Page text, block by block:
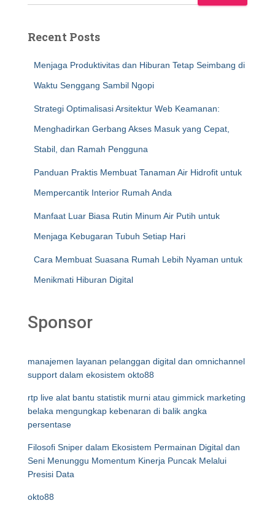
Recent Posts
Menjaga Produktivitas dan Hiburan Tetap Seimbang di
Waktu Senggang Sambil Ngopi
Strategi Optimalisasi Arsitektur Web Keamanan:
Menghadirkan Gerbang Akses Masuk yang Cepat,
Stabil, dan Ramah Pengguna
Panduan Praktis Membuat Tanaman Air Hidrofit untuk
Mempercantik Interior Rumah Anda
Manfaat Luar Biasa Rutin Minum Air Putih untuk
Menjaga Kebugaran Tubuh Setiap Hari
Cara Membuat Suasana Rumah Lebih Nyaman untuk
Menikmati Hiburan Digital
Sponsor
manajemen layanan pelanggan digital dan omnichannel
support dalam ekosistem okto88
rtp live alat bantu statistik murni atau gimmick marketing
belaka mengungkap kebenaran di balik angka
persentase
Filosofi Sniper dalam Ekosistem Permainan Digital dan
Seni Menunggu Momentum Kinerja Puncak Melalui
Presisi Data
okto88